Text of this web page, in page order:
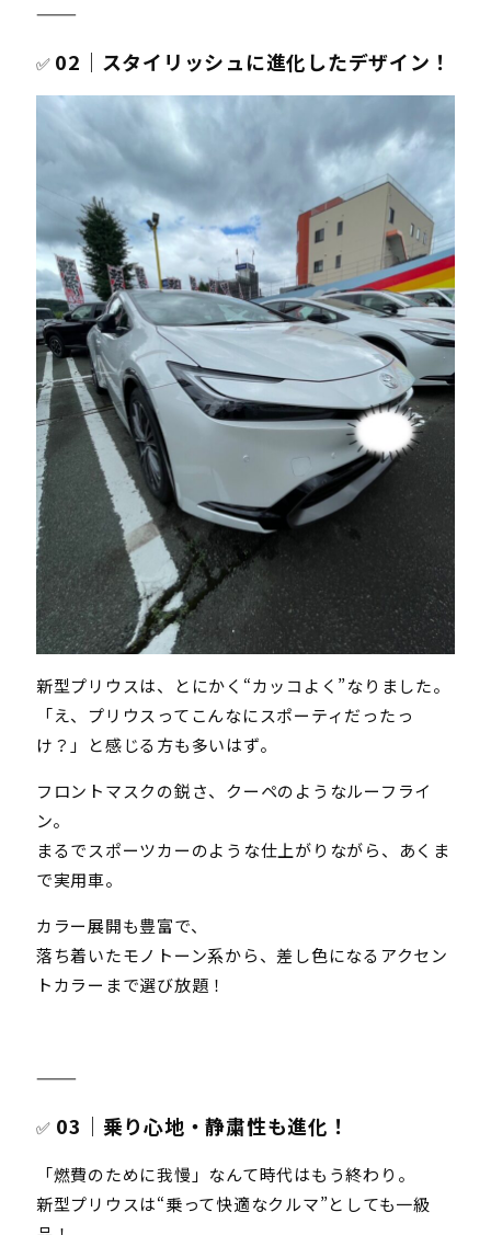
⸻
✅ 02｜スタイリッシュに進化したデザイン！
新型プリウスは、とにかく“カッコよく”なりました。
「え、プリウスってこんなにスポーティだったっ
け？」と感じる方も多いはず。
フロントマスクの鋭さ、クーペのようなルーフライ
ン。
まるでスポーツカーのような仕上がりながら、あくま
で実用車。
カラー展開も豊富で、
落ち着いたモノトーン系から、差し色になるアクセン
トカラーまで選び放題！
⸻
✅ 03｜乗り心地・静粛性も進化！
「燃費のために我慢」なんて時代はもう終わり。
新型プリウスは“乗って快適なクルマ”としても一級